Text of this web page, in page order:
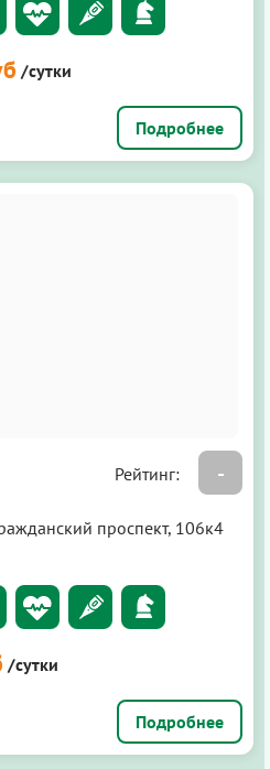
/сутки
Подробнее
Рейтинг: -
проспект, 106к4
/сутки
Подробнее